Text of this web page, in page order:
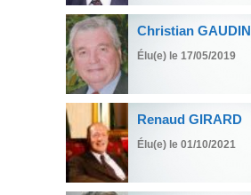
Christian GAUDIN
Élu(e) le 17/05/2019
Renaud GIRARD
Élu(e) le 01/10/2021